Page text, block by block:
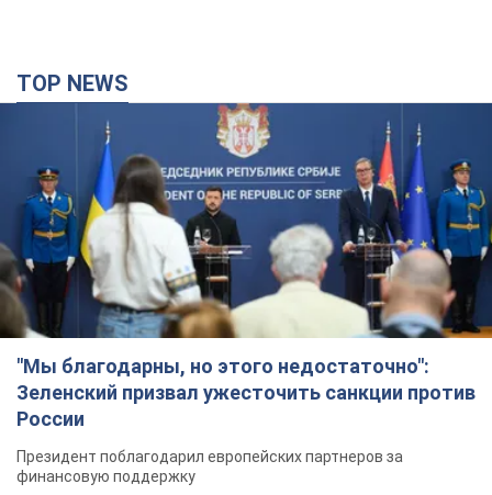
TOP NEWS
"Мы благодарны, но этого недостаточно":
Зеленский призвал ужесточить санкции против
России
Президент поблагодарил европейских партнеров за
финансовую поддержку